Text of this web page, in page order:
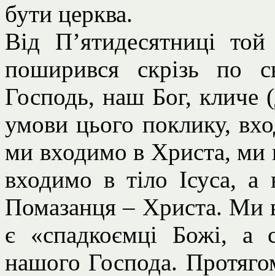
бути церква.
Від П’ятидесятниці
поширився скрізь по
Господь, наш Бог, кличе
умови цього поклику,
ми входимо в Христа, ми
входимо в тіло Ісуса, а
Помазанця – Христа. Ми
є «спадкоємці Божі, а
нашого Господа.